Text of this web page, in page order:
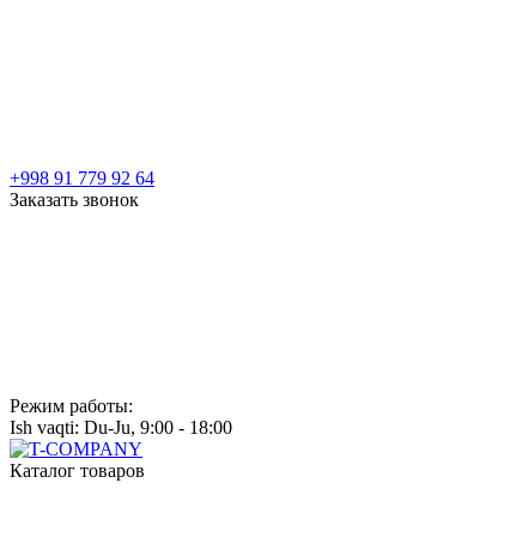
+998 91 779 92 64
Заказать звонок
Режим работы:
Ish vaqti: Du-Ju, 9:00 - 18:00
Каталог товаров